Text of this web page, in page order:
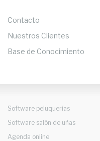
Contacto
Nuestros Clientes
Base de Conocimiento
Software peluquerías
Software salón de uñas
Agenda online